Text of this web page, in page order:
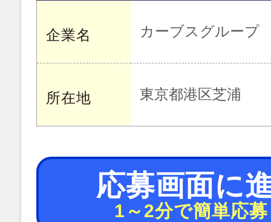
企業名 カーブスグループ
所在地 東京都港区芝浦
応募画面に
1～2分で簡単応